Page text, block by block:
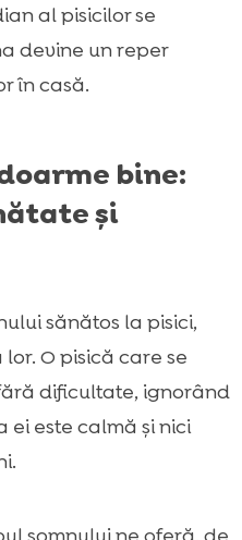
al pisicilor se
devine un reper
în casă.
bine:
și
sănătos la pisici,
O pisică care se
dificultate, ignorând
ei este calmă și nici